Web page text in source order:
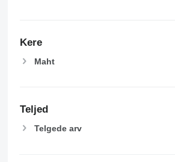
Kere
Maht
Teljed
Telgede arv